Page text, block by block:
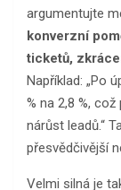
argumentujte
konverzní
ticketů,
Například: „Po
% na 2,8 %,
nárůst leadů.“
přesvědčivější
Velmi silná je